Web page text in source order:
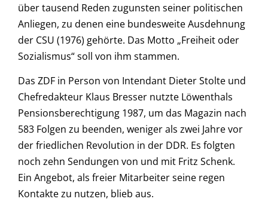
über tausend Reden zugunsten seiner politischen
Anliegen, zu denen eine bundesweite Ausdehnung
der CSU (1976) gehörte. Das Motto „Freiheit oder
Sozialismus“ soll von ihm stammen.
Das ZDF in Person von Intendant Dieter Stolte und
Chefredakteur Klaus Bresser nutzte Löwenthals
Pensionsberechtigung 1987, um das Magazin nach
583 Folgen zu beenden, weniger als zwei Jahre vor
der friedlichen Revolution in der DDR. Es folgten
noch zehn Sendungen von und mit Fritz Schenk.
Ein Angebot, als freier Mitarbeiter seine regen
Kontakte zu nutzen, blieb aus.